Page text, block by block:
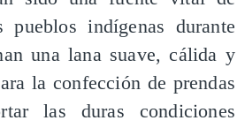
pueblos indígenas durante
una lana suave, cálida y
la confección de prendas
las duras condiciones